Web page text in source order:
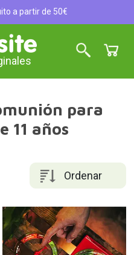
a partir de 50€
para
11 años
Ordenar